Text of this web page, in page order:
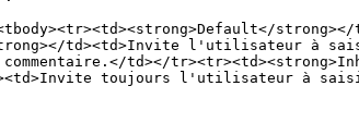
td><td>Invite l'utilisateur à
td></
toujours l'utilisateur à